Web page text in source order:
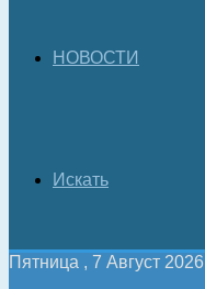
НОВОСТИ
Искать
Пятница , 7 Август 2026